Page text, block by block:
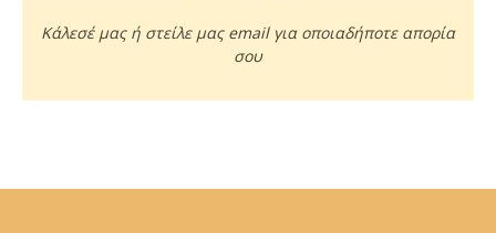
Κάλεσέ μας ή στείλε μας email για οποιαδήποτε απορία
σου